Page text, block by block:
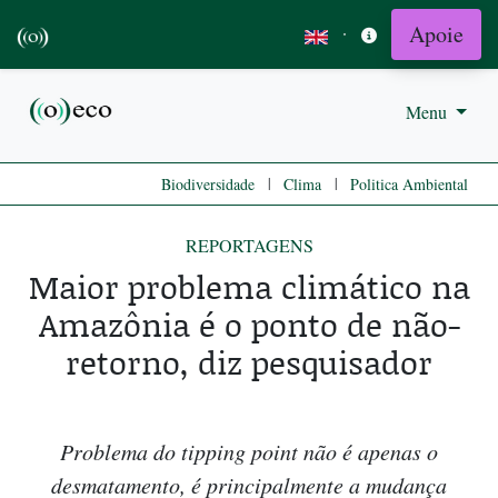
· Apoie
Menu
Biodiversidade | Clima | Politica Ambiental
REPORTAGENS
Maior problema climático na
Amazônia é o ponto de não-
retorno, diz pesquisador
Problema do tipping point não é apenas o
desmatamento, é principalmente a mudança